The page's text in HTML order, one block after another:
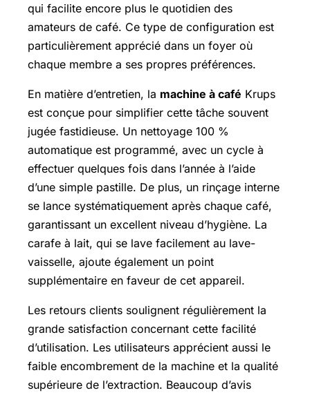
qui facilite encore plus le quotidien des
amateurs de café. Ce type de configuration est
particulièrement apprécié dans un foyer où
chaque membre a ses propres préférences.
En matière d’entretien, la machine à café Krups
est conçue pour simplifier cette tâche souvent
jugée fastidieuse. Un nettoyage 100 %
automatique est programmé, avec un cycle à
effectuer quelques fois dans l’année à l’aide
d’une simple pastille. De plus, un rinçage interne
se lance systématiquement après chaque café,
garantissant un excellent niveau d’hygiène. La
carafe à lait, qui se lave facilement au lave-
vaisselle, ajoute également un point
supplémentaire en faveur de cet appareil.
Les retours clients soulignent régulièrement la
grande satisfaction concernant cette facilité
d’utilisation. Les utilisateurs apprécient aussi le
faible encombrement de la machine et la qualité
supérieure de l’extraction. Beaucoup d’avis